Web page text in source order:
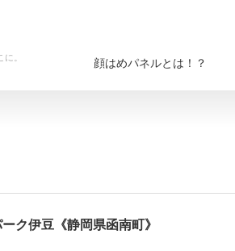
。 顔はめパネルとは！？
ク伊豆《静岡県函南町》